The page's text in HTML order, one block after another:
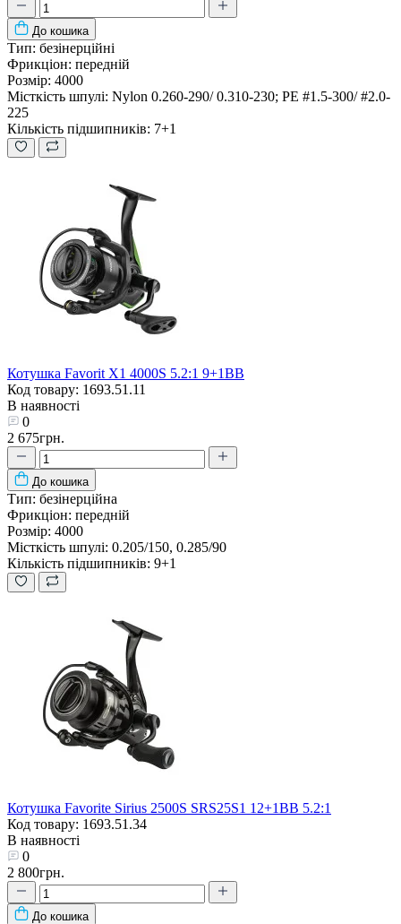
До кошика
Тип: безінерційні
Фрикціон: передній
Розмір: 4000
Місткість шпулі: Nylon 0.260-290/ 0.310-230; PE #1.5-300/ #2.0-
225
Кількість підшипників: 7+1
Котушка Favorit X1 4000S 5.2:1 9+1BB
Код товару: 1693.51.11
В наявності
0
2 675грн.
До кошика
Тип: безінерційна
Фрикціон: передній
Розмір: 4000
Місткість шпулі: 0.205/150, 0.285/90
Кількість підшипників: 9+1
Котушка Favorite Sirius 2500S SRS25S1 12+1BB 5.2:1
Код товару: 1693.51.34
В наявності
0
2 800грн.
До кошика